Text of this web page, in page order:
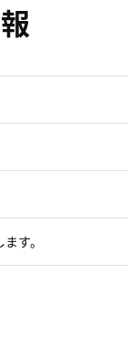
す。